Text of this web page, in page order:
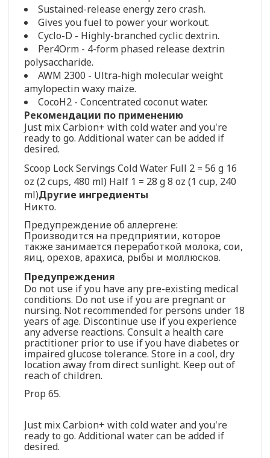
Sustained-release energy zero crash.
Gives you fuel to power your workout.
Cyclo-D - Highly-branched cyclic dextrin.
Per4Orm - 4-form phased release dextrin
polysaccharide.
AWM 2300 - Ultra-high molecular weight
amylopectin waxy maize.
CocoH2 - Concentrated coconut water.
Рекомендации по применению
Just mix Carbion+ with cold water and you're
ready to go. Additional water can be added if
desired.
Scoop Lock Servings Cold Water Full 2 = 56 g 16
oz (2 cups, 480 ml) Half 1 = 28 g 8 oz (1 cup, 240
ml)Другие ингредиенты
Никто.
Предупреждение об аллергене:
Производится на предприятии, которое
также занимается переработкой молока, сои,
яиц, орехов, арахиса, рыбы и моллюсков.
Предупреждения
Do not use if you have any pre-existing medical
conditions. Do not use if you are pregnant or
nursing. Not recommended for persons under 18
years of age. Discontinue use if you experience
any adverse reactions. Consult a health care
practitioner prior to use if you have diabetes or
impaired glucose tolerance. Store in a cool, dry
location away from direct sunlight. Keep out of
reach of children.
Prop 65.
Just mix Carbion+ with cold water and you're
ready to go. Additional water can be added if
desired.